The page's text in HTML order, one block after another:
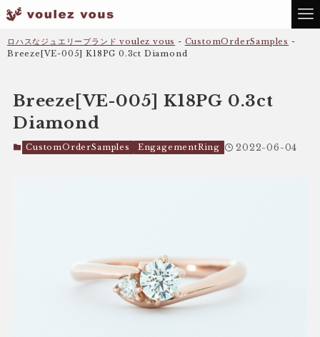
ロハスなジュエリーブランド voulez vous - CustomOrderSamples -
Breeze[VE-005] K18PG 0.3ct Diamond
Breeze[VE-005] K18PG 0.3ct
Diamond
CustomOrderSamples EngagementRing 2022-06-04